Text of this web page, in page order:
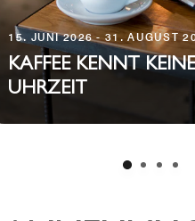
15. JUNI 2026 - 31. AUGUST
KAFFEE KENNT
UHRZEIT